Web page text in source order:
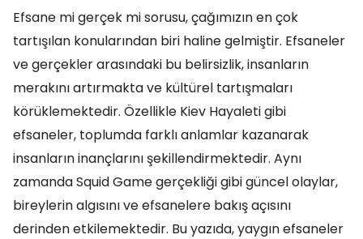
Efsane mi gerçek mi sorusu, çağımızın en çok
tartışılan konularından biri haline gelmiştir. Efsaneler
ve gerçekler arasındaki bu belirsizlik, insanların
merakını artırmakta ve kültürel tartışmaları
körüklemektedir. Özellikle Kiev Hayaleti gibi
efsaneler, toplumda farklı anlamlar kazanarak
insanların inançlarını şekillendirmektedir. Aynı
zamanda Squid Game gerçekliği gibi güncel olaylar,
bireylerin algısını ve efsanelere bakış açısını
derinden etkilemektedir. Bu yazıda, yaygın efsaneler